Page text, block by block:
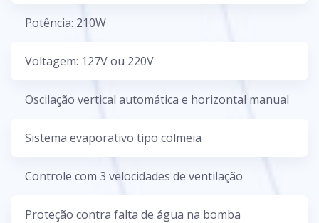
Potência: 210W
Voltagem: 127V ou 220V
Oscilação vertical automática e horizontal manual
Sistema evaporativo tipo colmeia
Controle com 3 velocidades de ventilação
Proteção contra falta de água na bomba